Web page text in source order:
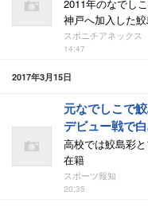
2011年のなでし
神戸へ加入した
スポニチアネックス
14:47
2017年3月15日
元なでしこで
デビュー戦で
高校では鮫島彩
在籍
スポーツ報知
20:35